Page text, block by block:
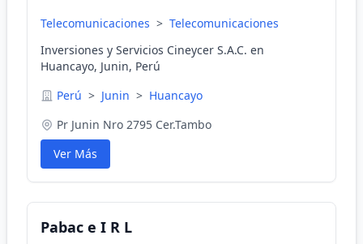
Telecomunicaciones > Telecomunicaciones
Inversiones y Servicios Cineycer S.A.C. en
Huancayo, Junin, Perú
Perú > Junin > Huancayo
Pr Junin Nro 2795 Cer.Tambo
Ver Más
Pabac e I R L